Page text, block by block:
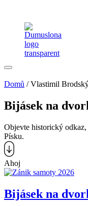
Domů / Vlastimil
Bijásek na
Objevte historický
Písku.
Ahoj
Bijásek na